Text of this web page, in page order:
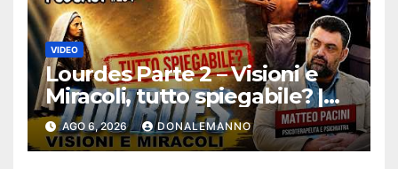
VIDEO
Lourdes Parte 2 – Visioni e
Miracoli, tutto spiegabile? |
Debunking |
#ConfessionalePodcast 294
AGO 6, 2026 DONALEMANNO